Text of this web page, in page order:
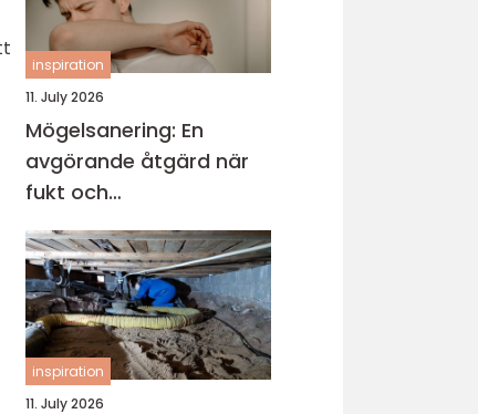
inspiration
11. July 2026
Mögelsanering: En
avgörande åtgärd när
fukt och
mikroorganismer har
fått fäste i en byggnad
inspiration
11. July 2026